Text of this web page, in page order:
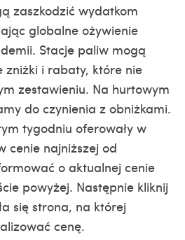
zaszkodzić wydatkom
globalne ożywienie
Stacje paliw mogą
i rabaty, które nie
zestawieniu. Na hurtowym
do czynienia z obniżkami.
tygodniu oferowały w
cenie najniższej od
o aktualnej cenie
powyżej. Następnie kliknij
się strona, na której
cenę.